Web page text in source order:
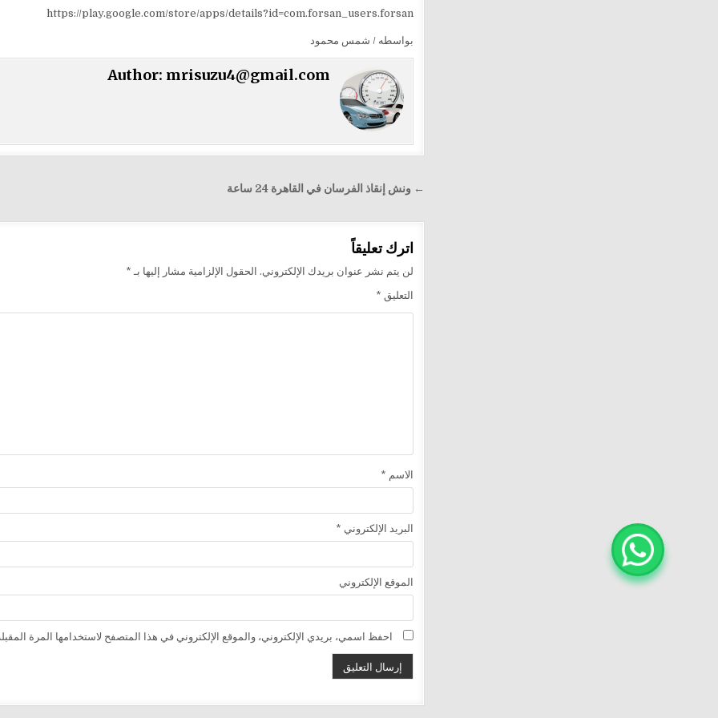
https://play.google.com/store/apps/details?id=com.forsan_users.forsan
بواسطه / شمس محمود
Author: mrisuzu4@gmail.com
تصفّح
← ونش إنقاذ الفرسان في القاهرة 24 ساعة
اترك تعليقاً
لن يتم نشر عنوان بريدك الإلكتروني. الحقول الإلزامية مشار إليها بـ *
التعليق *
الاسم *
البريد الإلكتروني *
الموقع الإلكتروني
احفظ اسمي، بريدي الإلكتروني، والموقع الإلكتروني في هذا المتصفح لاستخدامها المرة